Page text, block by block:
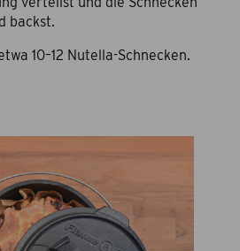
backst.
10–12 Nutella-Schnecken.